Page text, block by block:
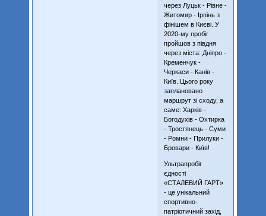
через Луцьк - Рівне -
Житомир - Ірпінь з
фінішем в Києві. У
2020-му пробіг
пройшов з півдня
через міста: Дніпро -
Кременчук -
Черкаси - Канів -
Київ. Цього року
заплановано
маршрут зі сходу, а
саме: Харків -
Богодухів - Охтирка
- Тростянець - Суми
- Ромни - Прилуки -
Бровари - Київ!
Ультрапробіг
єдності
«СТАЛЕВИЙ ГАРТ»
- це унікальний
спортивно-
патріотичний захід,